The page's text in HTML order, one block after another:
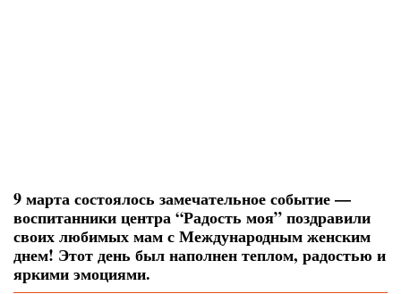
9 марта состоялось замечательное событие —
воспитанники центра “Радость моя” поздравили
своих любимых мам с Международным женским
днем! Этот день был наполнен теплом, радостью и
яркими эмоциями.